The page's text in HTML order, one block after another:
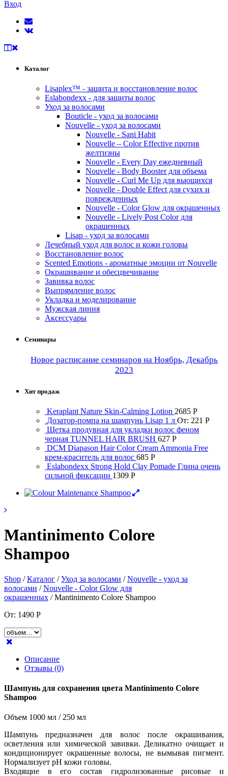
Вход
Каталог
Lisaplex™ - защита и восстановление волос
Eslabondexx - для защиты волос
Уход за волосами
Bouticle - уход за волосами
Nouvelle - уход за волосами
Nouvelle - Sani Habit
Nouvelle – Color Effective против
желтизны
Nouvelle - Every Day ежедневный
Nouvelle - Body Booster для объема
Nouvelle - Curl Me Up для вьющихся
Nouvelle - Double Effect для сухих и
поврежденных
Nouvelle - Color Glow для окрашенных
Nouvelle - Lively Post Color для
окрашенных
Lisap - уход за волосами
Лечебный уход для волос и кожи головы
Восстановление волос
Scented Emotions - ароматные эмоции от Nouvelle
Окрашивание и обесцвечивание
Завивка волос
Выпрямление волос
Укладка и моделирование
Мужская линия
Аксессуары
Семинары
Новое расписание семинаров на Ноябрь, Декабрь
2023
Хит продаж
Keraplant Nature Skin-Calming Lotion 2685 Р
Дозатор-помпа на шампунь Lisap 1 л От: 221 Р
Щетка продувная для укладки волос феном
черная TUNNEL HAIR BRUSH 627 Р
DCM Diapason Hair Color Cream Ammonia Free
крем-краситель для волос 685 Р
Eslabondexx Strong Hold Clay Pomade Глина очень
сильной фиксации 1309 Р
Mantinimento Colore
Shampoo
Shop /Каталог /Уход за волосами /Nouvelle - уход за
волосами /Nouvelle - Color Glow для
окрашенных / Mantinimento Colore Shampoo
От: 1490 Р
Описание
Отзывы (0)
Шампунь для сохранения цвета Mantinimento Colore
Shampoo
Объем 1000 мл / 250 мл
Шампунь предназначен для волос после окрашивания,
осветления или химической завивки. Деликатно очищает и
кондиционирует окрашенные волосы, не вымывая пигмент.
Нормализует pH кожи головы.
Входящие в его состав гидролизованные рисовые и